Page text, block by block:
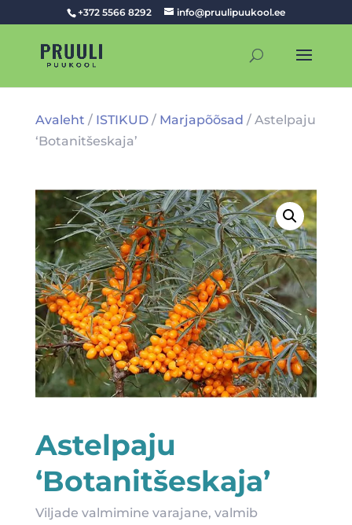
+372 5566 8292 info@pruulipuukool.ee
Avaleht / ISTIKUD/ Marjapõõsad / Astelpaju
‘Botanitšeskaja’
Astelpaju
‘Botanitšeskaja’
Viljade valmimine varajane, valmib